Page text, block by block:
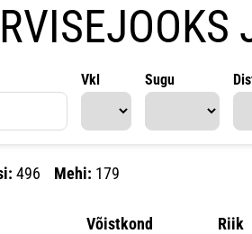
Vkl Sugu
496 Mehi: 179
Võistkond Riik